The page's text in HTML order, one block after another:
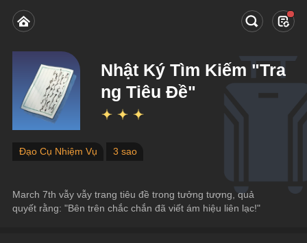
Nhật Ký Tìm Kiếm "Tra
ng Tiêu Đề"
Đạo Cụ Nhiệm Vụ 3 sao
March 7th vẫy vẫy trang tiêu đề trong tưởng tượng, quả
quyết rằng: "Bên trên chắc chắn đã viết ám hiệu liên lạc!"